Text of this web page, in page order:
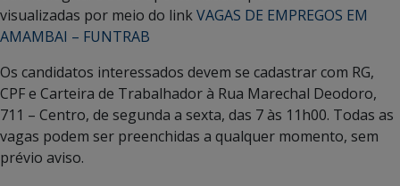
visualizadas por meio do linkVAGAS DE EMPREGOS EM
AMAMBAI – FUNTRAB
Os candidatos interessados devem se cadastrar com RG,
CPF e Carteira de Trabalhador à Rua Marechal Deodoro,
711 – Centro, de segunda a sexta, das 7 às 11h00. Todas as
vagas podem ser preenchidas a qualquer momento, sem
prévio aviso.